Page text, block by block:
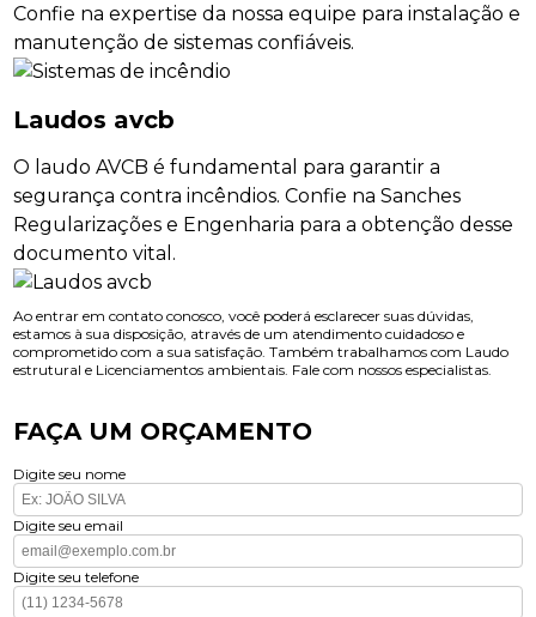
Confie na expertise da nossa equipe para instalação e
manutenção de sistemas confiáveis.
Laudos avcb
O laudo AVCB é fundamental para garantir a
segurança contra incêndios. Confie na Sanches
Regularizações e Engenharia para a obtenção desse
documento vital.
Ao entrar em contato conosco, você poderá esclarecer suas dúvidas,
estamos à sua disposição, através de um atendimento cuidadoso e
comprometido com a sua satisfação. Também trabalhamos com Laudo
estrutural e Licenciamentos ambientais. Fale com nossos especialistas.
FAÇA UM ORÇAMENTO
Digite seu nome
Digite seu email
Digite seu telefone